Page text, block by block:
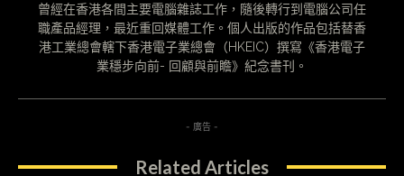
曾經在香港各間主要電腦雜誌工作，隨後轉行到電腦公司任
職產品經理，最近重回媒體工作。個人出版的作品包括替香
港工業總會轄下香港電子業總會（HKEIC）撰寫《香港電子
業穩步向前- 回顧與前瞻》紀念書刊。
- 廣告 -
Related Articles